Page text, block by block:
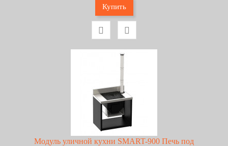
Купить
Модуль уличной кухни SMART-900 Печь под